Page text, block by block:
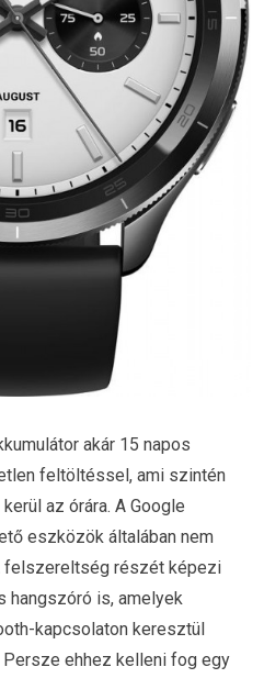
akár 15 napos
feltöltéssel, ami szintén
az órára. A Google
eszközök általában nem
felszereltség részét képezi
hangszóró is, amelyek
kapcsolaton keresztül
ehhez kelleni fog egy